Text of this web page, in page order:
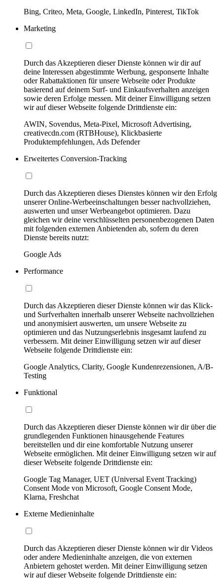
Bing, Criteo, Meta, Google, LinkedIn, Pinterest, TikTok
Marketing
Durch das Akzeptieren dieser Dienste können wir dir auf
deine Interessen abgestimmte Werbung, gesponserte Inhalte
oder Rabattaktionen für unsere Webseite oder Produkte
basierend auf deinem Surf- und Einkaufsverhalten anzeigen
sowie deren Erfolge messen. Mit deiner Einwilligung setzen
wir auf dieser Webseite folgende Drittdienste ein:
AWIN, Sovendus, Meta-Pixel, Microsoft Advertising,
creativecdn.com (RTBHouse), Klickbasierte
Produktempfehlungen, Ads Defender
Erweitertes Conversion-Tracking
Durch das Akzeptieren dieses Dienstes können wir den Erfolg
unserer Online-Werbeeinschaltungen besser nachvollziehen,
auswerten und unser Werbeangebot optimieren. Dazu
gleichen wir deine verschlüsselten personenbezogenen Daten
mit folgenden externen Anbietenden ab, sofern du deren
Dienste bereits nutzt:
Google Ads
Performance
Durch das Akzeptieren dieser Dienste können wir das Klick-
und Surfverhalten innerhalb unserer Webseite nachvollziehen
und anonymisiert auswerten, um unsere Webseite zu
optimieren und das Nutzungserlebnis insgesamt laufend zu
verbessern. Mit deiner Einwilligung setzen wir auf dieser
Webseite folgende Drittdienste ein:
Google Analytics, Clarity, Google Kundenrezensionen, A/B-
Testing
Funktional
Durch das Akzeptieren dieser Dienste können wir dir über die
grundlegenden Funktionen hinausgehende Features
bereitstellen und dir eine komfortable Nutzung unserer
Webseite ermöglichen. Mit deiner Einwilligung setzen wir auf
dieser Webseite folgende Drittdienste ein:
Google Tag Manager, UET (Universal Event Tracking)
Consent Mode von Microsoft, Google Consent Mode,
Klarna, Freshchat
Externe Medieninhalte
Durch das Akzeptieren dieser Dienste können wir dir Videos
oder andere Medieninhalte anzeigen, die von externen
Anbietern gehostet werden. Mit deiner Einwilligung setzen
wir auf dieser Webseite folgende Drittdienste ein: